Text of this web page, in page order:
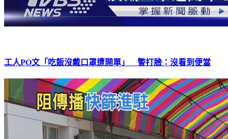
工人PO文「吃飯沒戴口罩遭開單」 警打臉：沒看到便當